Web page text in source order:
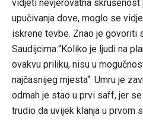
vidjeti nevjerovatna
upučivanja dove, moglo se
iskrene tevbe. Znao je govoriti
Saudijcima:“Koliko je ljudi na
ovakvu priliku, nisu u
najčasnijeg mjesta“. Umru je
odmah je stao u prvi saff, jer
trudio da uvijek klanja u prvom